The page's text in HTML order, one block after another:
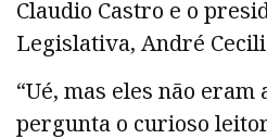
Claudio Castro e o
Legislativa, André
“Ué, mas eles não eram
pergunta o curioso